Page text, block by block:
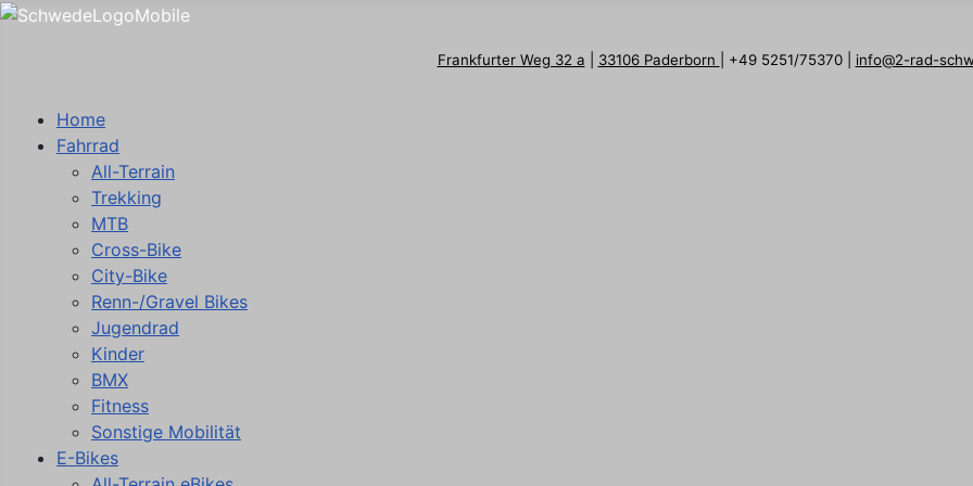
Frankfurter Weg 32 a 33106 Paderborn | +49 5251/75370 | info@2-rad-
Home
Fahrrad
All-Terrain
Trekking
MTB
Cross-Bike
City-Bike
Renn-/Gravel Bikes
Jugendrad
Kinder
BMX
Fitness
Sonstige Mobilität
E-Bikes